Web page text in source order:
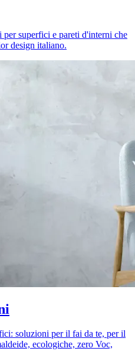
superfici e pareti d'interni che
design italiano.
soluzioni per il fai da te, per il
ecologiche, zero Voc,